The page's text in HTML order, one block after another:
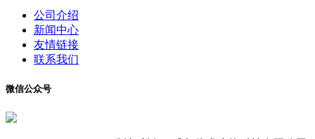
公司介绍
新闻中心
友情链接
联系我们
微信公众号